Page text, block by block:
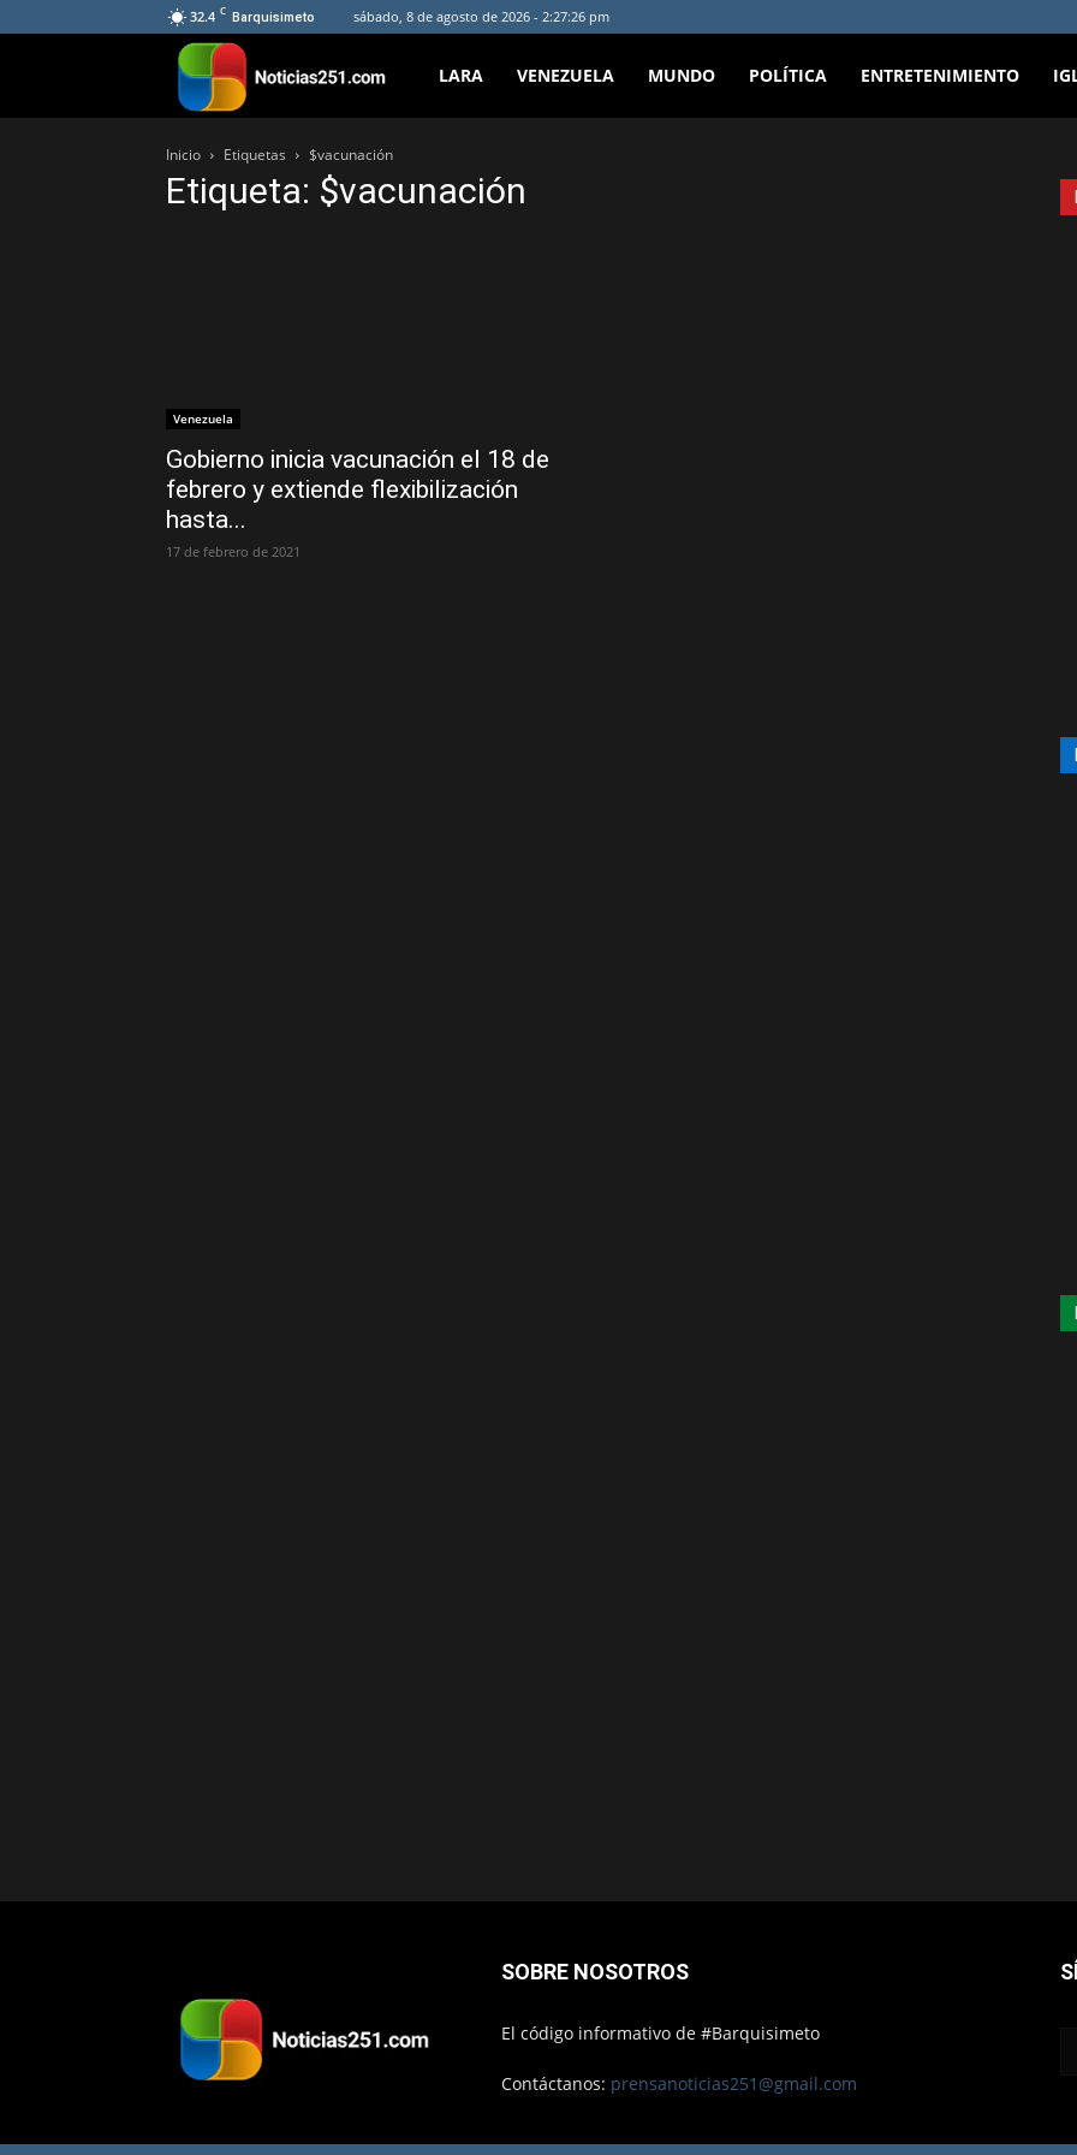
32.4 C Barquisimeto sábado, 8 de agosto de 2026 - 2:27:26 pm
Noticias251
LARA VENEZUELA MUNDO POLÍTICA ENTRETENIMIENTO
Inicio Etiquetas $vacunación
Etiqueta: $vacunación
Venezuela
Gobierno inicia vacunación el 18 de
febrero y extiende flexibilización
hasta...
17 de febrero de 2021
SOBRE NOSOTROS
El código informativo de #Barquisimeto
Contáctanos: prensanoticias251@gmail.com